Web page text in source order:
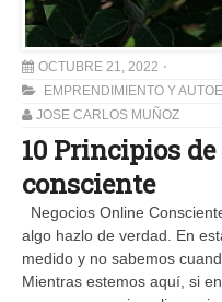
OCTUBRE 21, 2022
EMPRENDIMIENTO Y
JOSE CARLOS MUÑOZ
10 Principios
consciente
Negocios Online
algo hazlo de verdad. En
medido y no sabemos
Mientras estemos aquí, si